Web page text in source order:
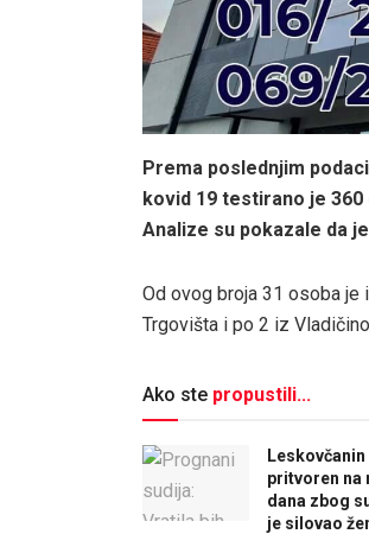
Prema poslednjim
kovid 19 testirano je
Analize su pokazale da
Od ovog broja 31 osoba je
Trgovišta i po 2 iz
Ako ste propustili...
Leskovčanin
pritvoren na
dana zbog
je silovao